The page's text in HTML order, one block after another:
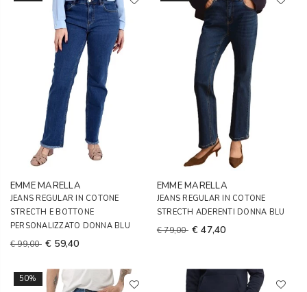
EMME MARELLA
JEANS REGULAR IN COTONE
STRECTH E BOTTONE
PERSONALIZZATO DONNA BLU
€ 99,00 € 59,40
EMME MARELLA
JEANS REGULAR IN COTONE
STRECTH ADERENTI DONNA BLU
€ 79,00 € 47,40
50%